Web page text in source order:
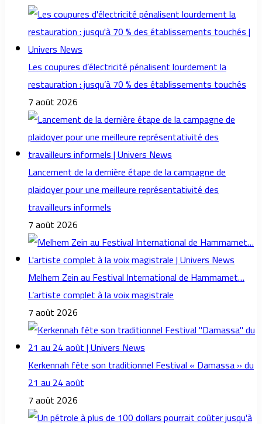
Les coupures d’électricité pénalisent lourdement la
restauration : jusqu’à 70 % des établissements touchés
7 août 2026
Lancement de la dernière étape de la campagne de
plaidoyer pour une meilleure représentativité des
travailleurs informels
7 août 2026
Melhem Zein au Festival International de Hammamet…
L’artiste complet à la voix magistrale
7 août 2026
Kerkennah fête son traditionnel Festival « Damassa » du
21 au 24 août
7 août 2026